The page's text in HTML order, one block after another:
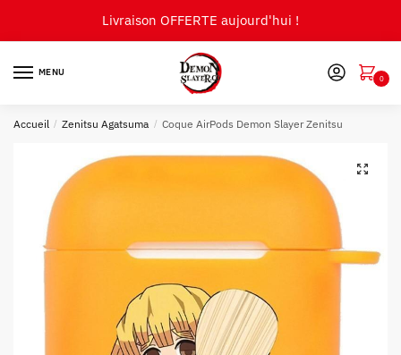
Livraison OFFERTE aujourd'hui !
MENU
0
Accueil / Zenitsu Agatsuma / Coque AirPods Demon Slayer Zenitsu
🔍